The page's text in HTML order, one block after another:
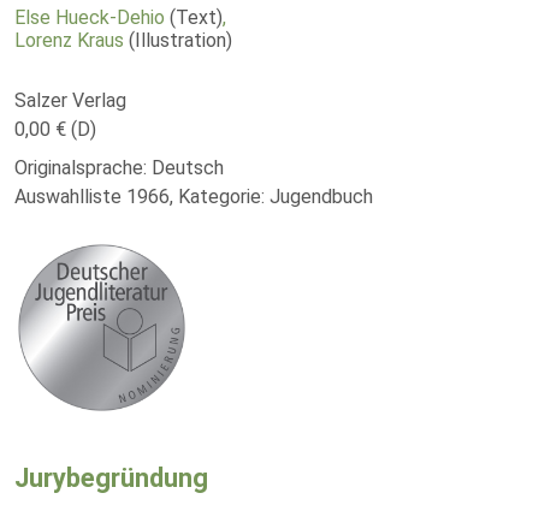
Else Hueck-Dehio (Text),
Lorenz Kraus (Illustration)
Salzer Verlag
0,00 € (D)
Originalsprache: Deutsch
Auswahlliste 1966, Kategorie: Jugendbuch
Jurybegründung